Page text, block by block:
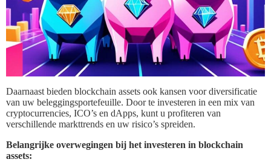
Daarnaast bieden blockchain assets ook kansen voor diversificatie
van uw beleggingsportefeuille. Door te investeren in een mix van
cryptocurrencies, ICO’s en dApps, kunt u profiteren van
verschillende markttrends en uw risico’s spreiden.
Belangrijke overwegingen bij het investeren in blockchain
assets: